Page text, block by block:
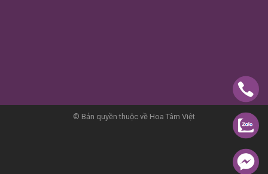
© Bản quyền thuộc về Hoa Tâm Việt